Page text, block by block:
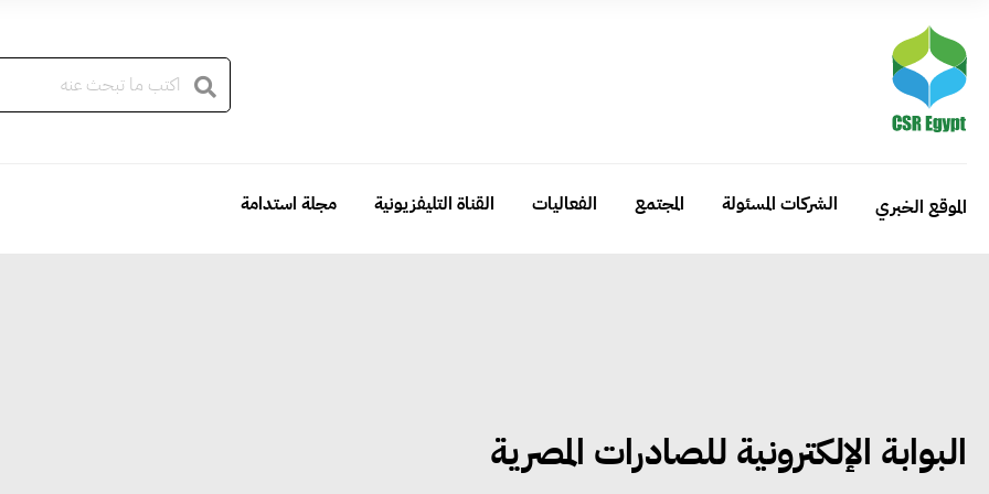
الموقع الخبري الشركات المسئولة المجتمع الفعاليات القناة التليفزيونية مجلة استدامة
البوابة الإلكترونية للصادرات المصرية